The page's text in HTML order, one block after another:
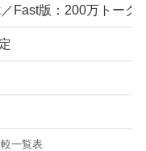
Fast版：200万トーク
一覧表